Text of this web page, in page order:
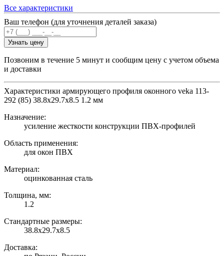
Все характеристики
Ваш телефон (для уточнения деталей заказа)
Узнать цену
Позвоним в течение 5 минут и сообщим цену с учетом объема
и доставки
Характеристики армирующего профиля оконного veka 113-
292 (85) 38.8х29.7х8.5 1.2 мм
Назначение:
усиление жесткости конструкции ПВХ-профилей
Область применения:
для окон ПВХ
Материал:
оцинкованная сталь
Толщина, мм:
1.2
Стандартные размеры:
38.8х29.7х8.5
Доставка: